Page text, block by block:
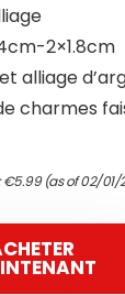
2×1.8cm
alliage
charmes
€5.99(as of 02/01/